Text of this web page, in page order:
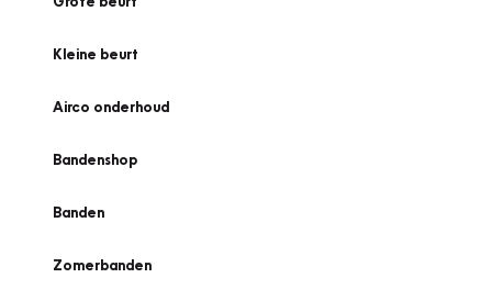
Kleine beurt
Airco onderhoud
Bandenshop
Banden
Zomerbanden